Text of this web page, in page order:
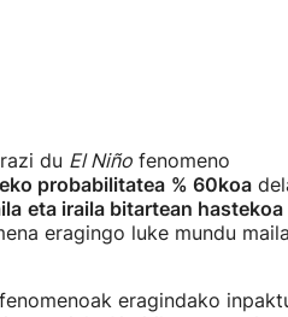
du El Niñofenomeno
probabilitatea % 60koa
eta iraila bitartean hastekoa
eragingo luke mundu
eragindako